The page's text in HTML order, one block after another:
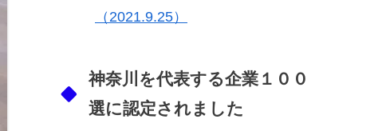
（2021.9.25）
神奈川を代表する企業１００
選に認定されました